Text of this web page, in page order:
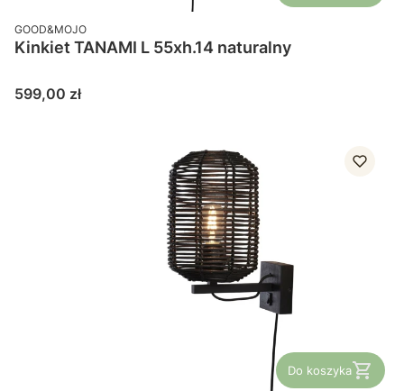
PRODUCENT
GOOD&MOJO
Kinkiet TANAMI L 55xh.14 naturalny
Cena
599,00 zł
Do koszyka